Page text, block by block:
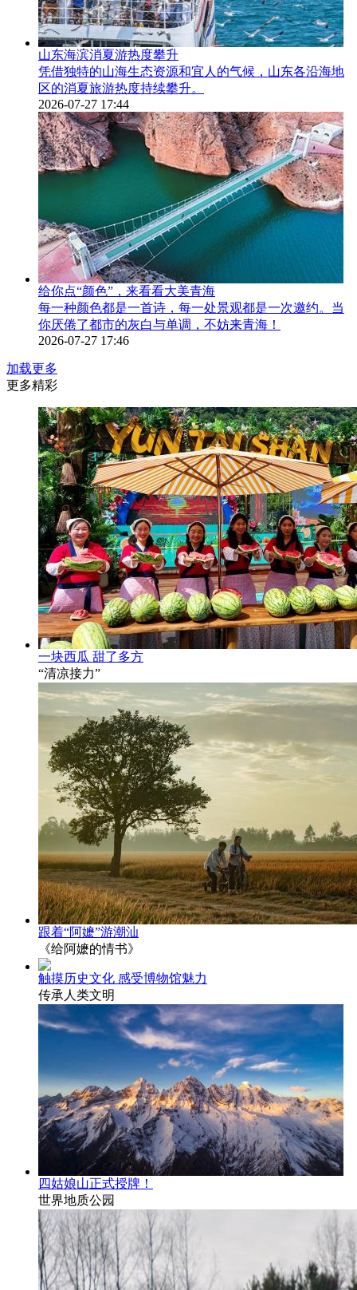
山东海滨消夏游热度攀升
凭借独特的山海生态资源和宜人的气候，山东各沿海地
区的消夏旅游热度持续攀升。
2026-07-27 17:44
给你点“颜色”，来看看大美青海
每一种颜色都是一首诗，每一处景观都是一次邀约。当
你厌倦了都市的灰白与单调，不妨来青海！
2026-07-27 17:46
加载更多
更多精彩
一块西瓜 甜了多方
“清凉接力”
跟着“阿嬷”游潮汕
《给阿嬷的情书》
触摸历史文化 感受博物馆魅力
传承人类文明
四姑娘山正式授牌！
世界地质公园